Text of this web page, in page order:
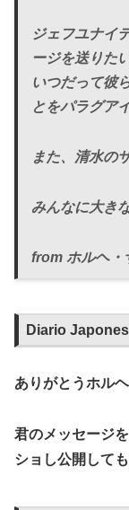
ジェフユナイ
ージを送りたい
いつだって彼
とをパラグア
また、清水の
みんなに大き
from ホルヘ・
Diario
ありがとうホルヘ
君のメッセージ
ショし公開して